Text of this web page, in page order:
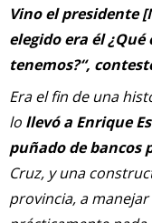
Vino el presidente
elegido era él
tenemos?“,
Era el fin de una
lo llevó a Enrique
puñado de bancos
Cruz, y una
provincia, a